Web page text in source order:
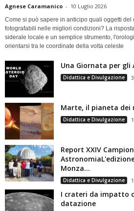
Agnese Caramanico - 10 Luglio 2026
Come si può sapere in anticipo quali oggetti
fotografabili nelle migliori condizioni? La
siderale locale e un semplice strumento,
orientarsi tra le coordinate della volta celeste
Una Giornata per gli
Didattica e Divulgazione
Marte, il pianeta dei
Didattica e Divulgazione
Report XXIV
Monza...
Didattica e Divulgazione
I crateri da impatto
datazione